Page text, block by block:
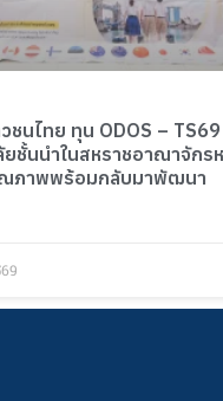
ชนไทย ทุน ODOS –
ยชั้นนำในสหราชอาณาจักร
ภาพพร้อมกลับมาพัฒนา